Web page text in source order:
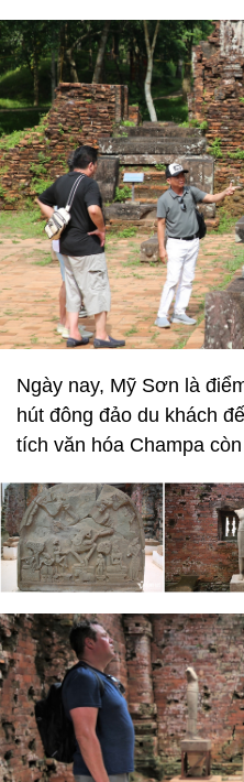
Ngày nay, Mỹ Sơn là
hút đông đảo du khách
tích văn hóa Champa